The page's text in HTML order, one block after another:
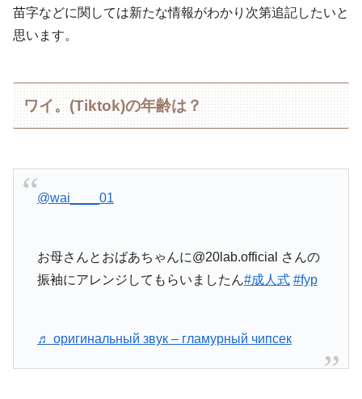
苗字などに関しては新たな情報がわかり次第追記したいと
思います。
ワイ。(Tiktok)の年齢は？
@wai____01
お母さんとおばあちゃんに@20lab.official さんの
振袖にアレンジしてもらいましたん#成人式 #fyp
♬ оригинальный звук – гламурный чипсек